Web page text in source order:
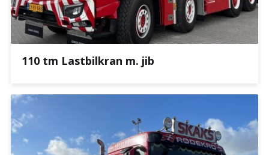
110 tm Lastbilkran m. jib